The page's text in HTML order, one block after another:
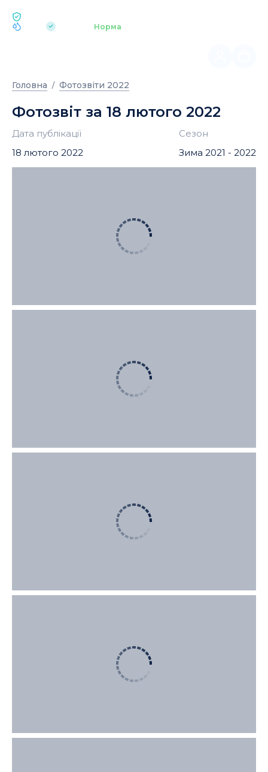
| Норма
Головна Фотозвіти 2022
Фотозвіт за 18 лютого 2022
Дата публікації
18 лютого 2022
Сезон
Зима 2021 - 2022